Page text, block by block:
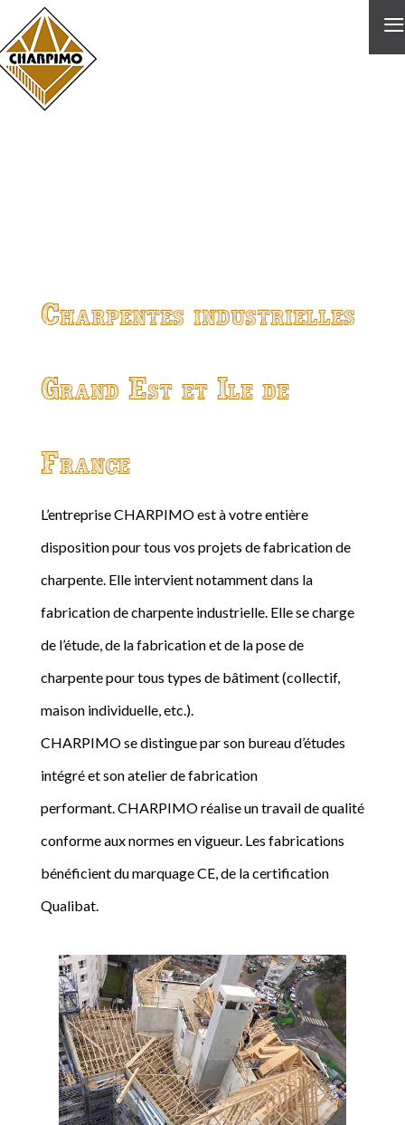
≡
Charpentes industrielles
Grand Est et Ile de
France
L’entreprise CHARPIMO est à votre entière
disposition pour tous vos projets de fabrication de
charpente. Elle intervient notamment dans la
fabrication de charpente industrielle. Elle se charge
de l’étude, de la fabrication et de la pose de
charpente pour tous types de bâtiment (collectif,
maison individuelle, etc.).
CHARPIMO se distingue par son bureau d’études
intégré et son atelier de fabrication
performant. CHARPIMO réalise un travail de qualité
conforme aux normes en vigueur. Les fabrications
bénéficient du marquage CE, de la certification
Qualibat.